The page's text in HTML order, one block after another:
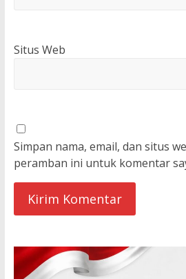
Situs Web
Simpan nama, email, dan situs
peramban ini untuk komentar